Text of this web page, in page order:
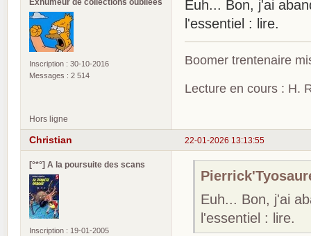
Inscription : 30-10-2016
Messages : 2 514
Euh... Bon, j'ai
l'essentiel : lire.
Boomer trentenaire
Lecture en cours : H.
Hors ligne
22-01-2026 13:13:55
Christian
[°*°] A la poursuite des scans
Inscription : 19-01-2005
Euh... Bon, j'ai
l'essentiel : lire.